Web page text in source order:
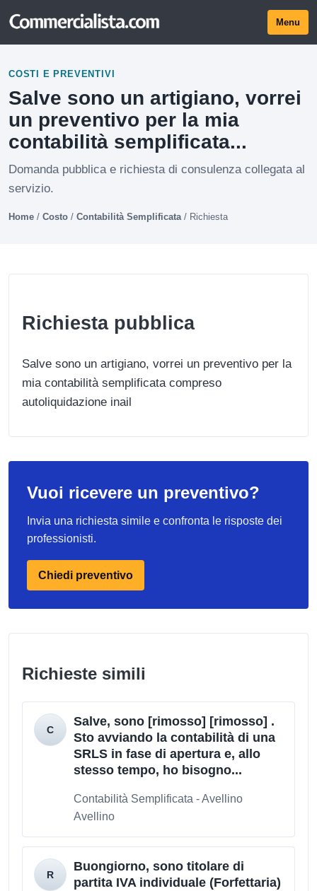
Menu
COSTI E PREVENTIVI
Salve sono un artigiano, vorrei
un preventivo per la mia
contabilità semplificata...
Domanda pubblica e richiesta di consulenza collegata al
servizio.
Home / Costo / Contabilità Semplificata/ Richiesta
Richiesta pubblica
Salve sono un artigiano, vorrei un preventivo per la
mia contabilità semplificata compreso
autoliquidazione inail
Vuoi ricevere un preventivo?
Invia una richiesta simile e confronta le risposte dei
professionisti.
Chiedi preventivo
Richieste simili
Salve, sono [rimosso] [rimosso] .
Sto avviando la contabilità di una
SRLS in fase di apertura e, allo
stesso tempo, ho bisogno...
Contabilità Semplificata - Avellino
Avellino
Buongiorno, sono titolare di
partita IVA individuale (Forfettaria)